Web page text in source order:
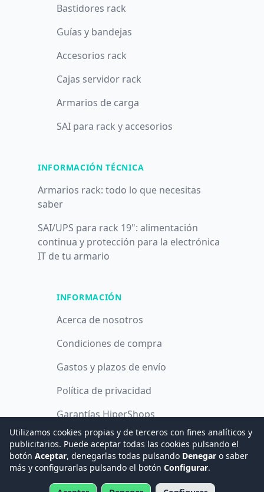
Bastidores rack
Guías y bandejas
Accesorios rack
Cajas servidor rack
Armarios de carga
SAI para rack y accesorios
INFORMACIÓN TÉCNICA
Armarios rack: todo lo que necesitas
saber
SAI/UPS para rack 19": alimentación
continua y protección para la electrónica
IT de tu armario
INFORMACIÓN
Acerca de nosotros
Condiciones de compra
Gastos y plazos de envío
Política de privacidad
Garantías HiperShops
Política de cookies
Utilizamos cookies propias y de terceros con fines analíticos y
publicitarios. Puede aceptar todas las cookies pulsando el
botón Aceptar, denegarlas todas pulsando Denegar o saber
más y configurarlas pulsando el botón Configurar.